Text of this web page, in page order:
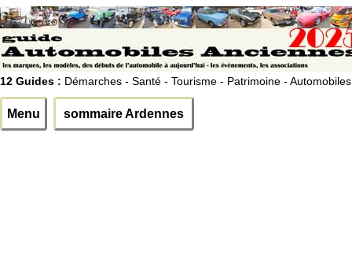
12 Guides : Démarches - Santé - Tourisme - Patrimoine - Automobiles
Menu sommaire Ardennes